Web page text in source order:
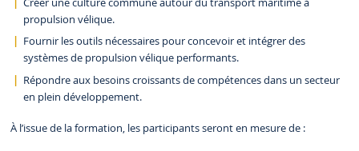
Créer une culture commune autour du transport maritime à
propulsion vélique.
Fournir les outils nécessaires pour concevoir et intégrer des
systèmes de propulsion vélique performants.
Répondre aux besoins croissants de compétences dans un secteur
en plein développement.
À l’issue de la formation, les participants seront en mesure de :